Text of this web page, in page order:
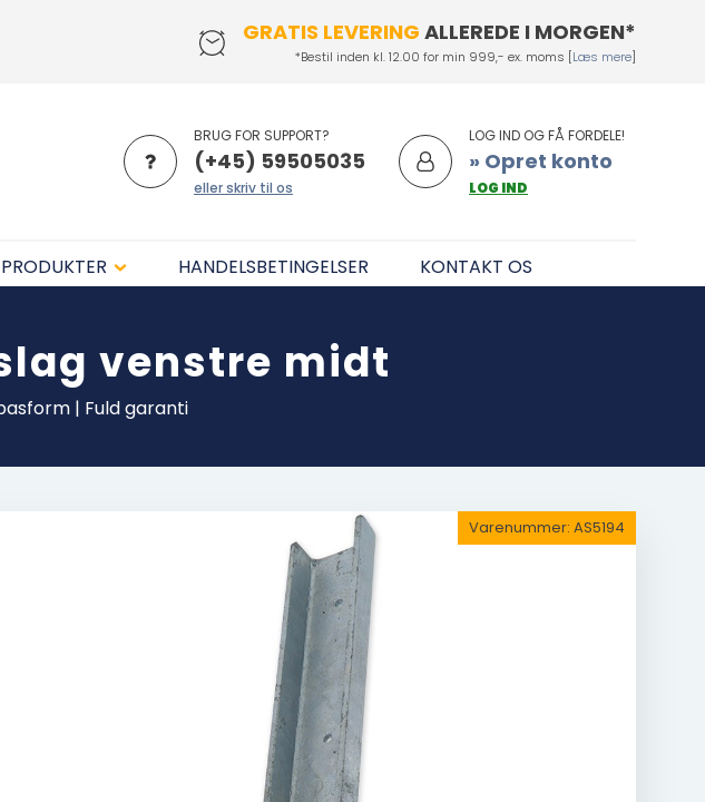
GRATIS LEVERING ALLEREDE I MORGEN*
*Bestil inden kl. 12.00 for min 999,- ex. moms [Læs mere]
BRUG FOR SUPPORT?
(+45) 59505035
eller skriv til os
LOG IND OG FÅ FORDELE!
» Opret konto
LOG IND
PRODUKTER HANDELSBETINGELSER KONTAKT OS
venstre midt
| Fuld garanti
Varenummer: AS5194